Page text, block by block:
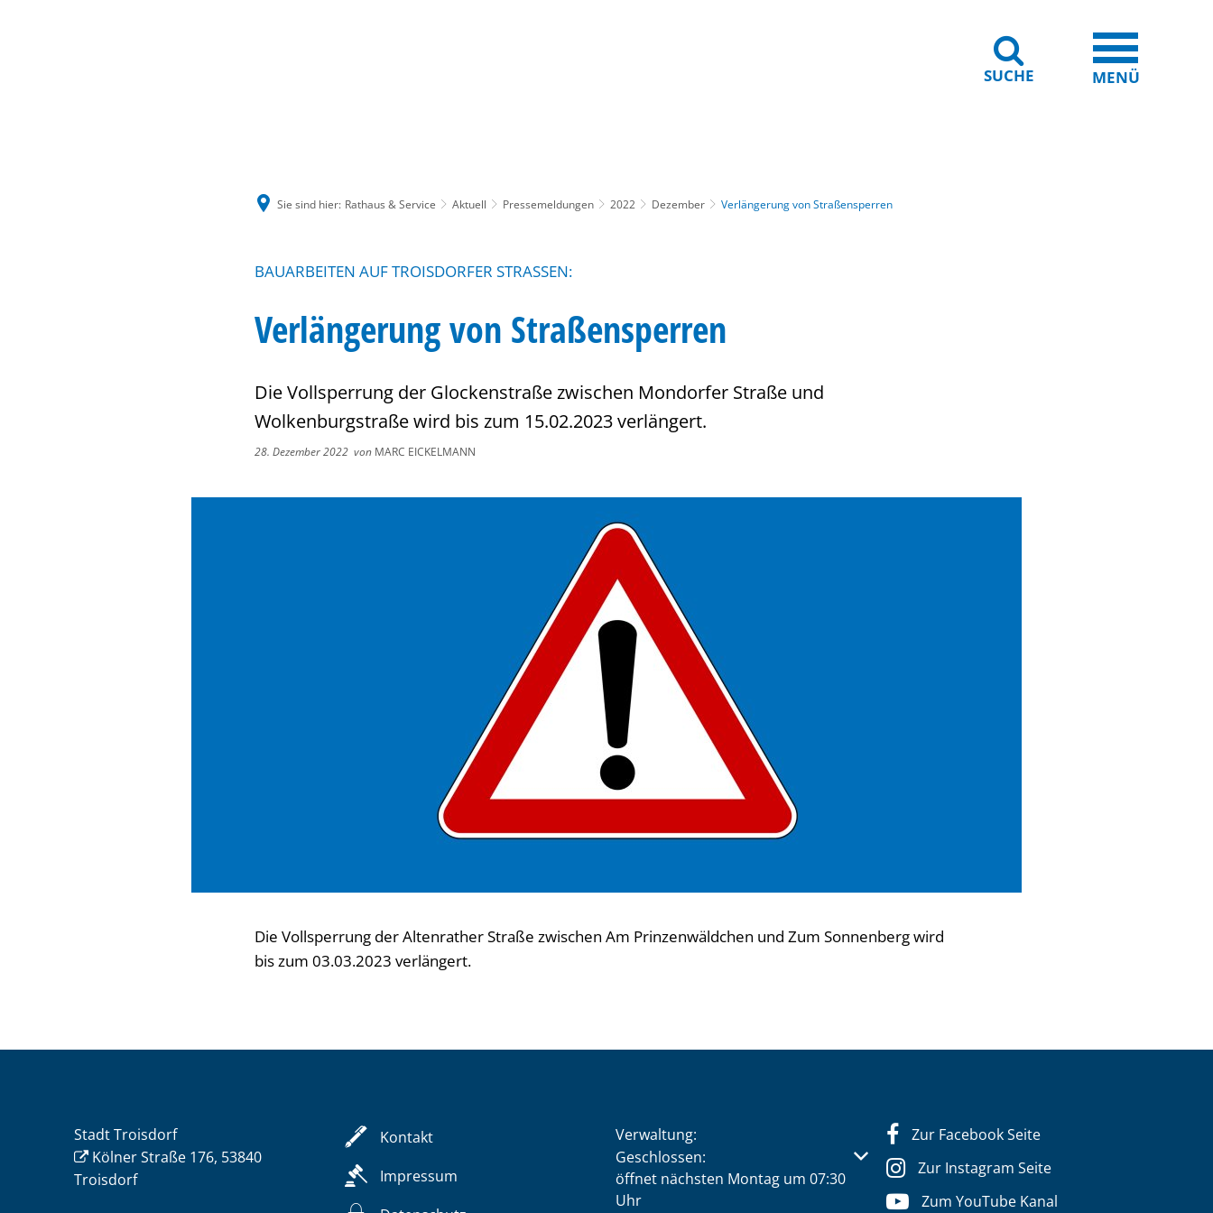
SUCHE MENÜ
Sie sind hier: Rathaus & Service Aktuell Pressemeldungen 2022 Dezember Verlängerung von Straßensperren
BAUARBEITEN AUF TROISDORFER STRASSEN:
Verlängerung von Straßensperren
Die Vollsperrung der Glockenstraße zwischen Mondorfer Straße und
Wolkenburgstraße wird bis zum 15.02.2023 verlängert.
28. Dezember 2022 von MARC EICKELMANN
Die Vollsperrung der Altenrather Straße zwischen Am Prinzenwäldchen und Zum Sonnenberg wird
bis zum 03.03.2023 verlängert.
Stadt Troisdorf
Kölner Straße 176, 53840
Troisdorf
Kontakt
Impressum
Verwaltung:
Klicken, um weitere Öffnungs- oder Schließzeiten auszublenden
Geschlossen:
öffnet nächsten Montag um 07:30
Uhr
Zur Facebook Seite
Zur Instagram Seite
Zum YouTube Kanal